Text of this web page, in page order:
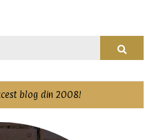
blog din 2008!